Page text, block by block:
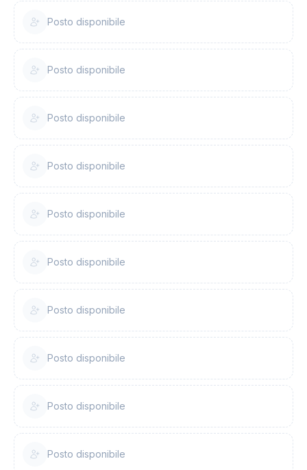
Posto disponibile
Posto disponibile
Posto disponibile
Posto disponibile
Posto disponibile
Posto disponibile
Posto disponibile
Posto disponibile
Posto disponibile
Posto disponibile